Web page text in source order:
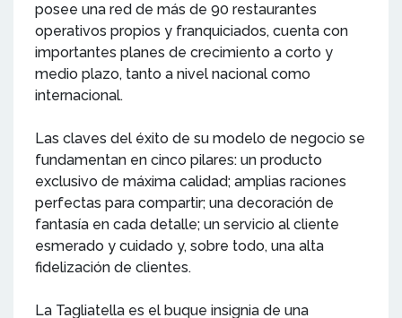
posee una red de más de 90 restaurantes
operativos propios y franquiciados, cuenta con
importantes planes de crecimiento a corto y
medio plazo, tanto a nivel nacional como
internacional.
Las claves del éxito de su modelo de negocio se
fundamentan en cinco pilares: un producto
exclusivo de máxima calidad; amplias raciones
perfectas para compartir; una decoración de
fantasía en cada detalle; un servicio al cliente
esmerado y cuidado y, sobre todo, una alta
fidelización de clientes.
La Tagliatella es el buque insignia de una